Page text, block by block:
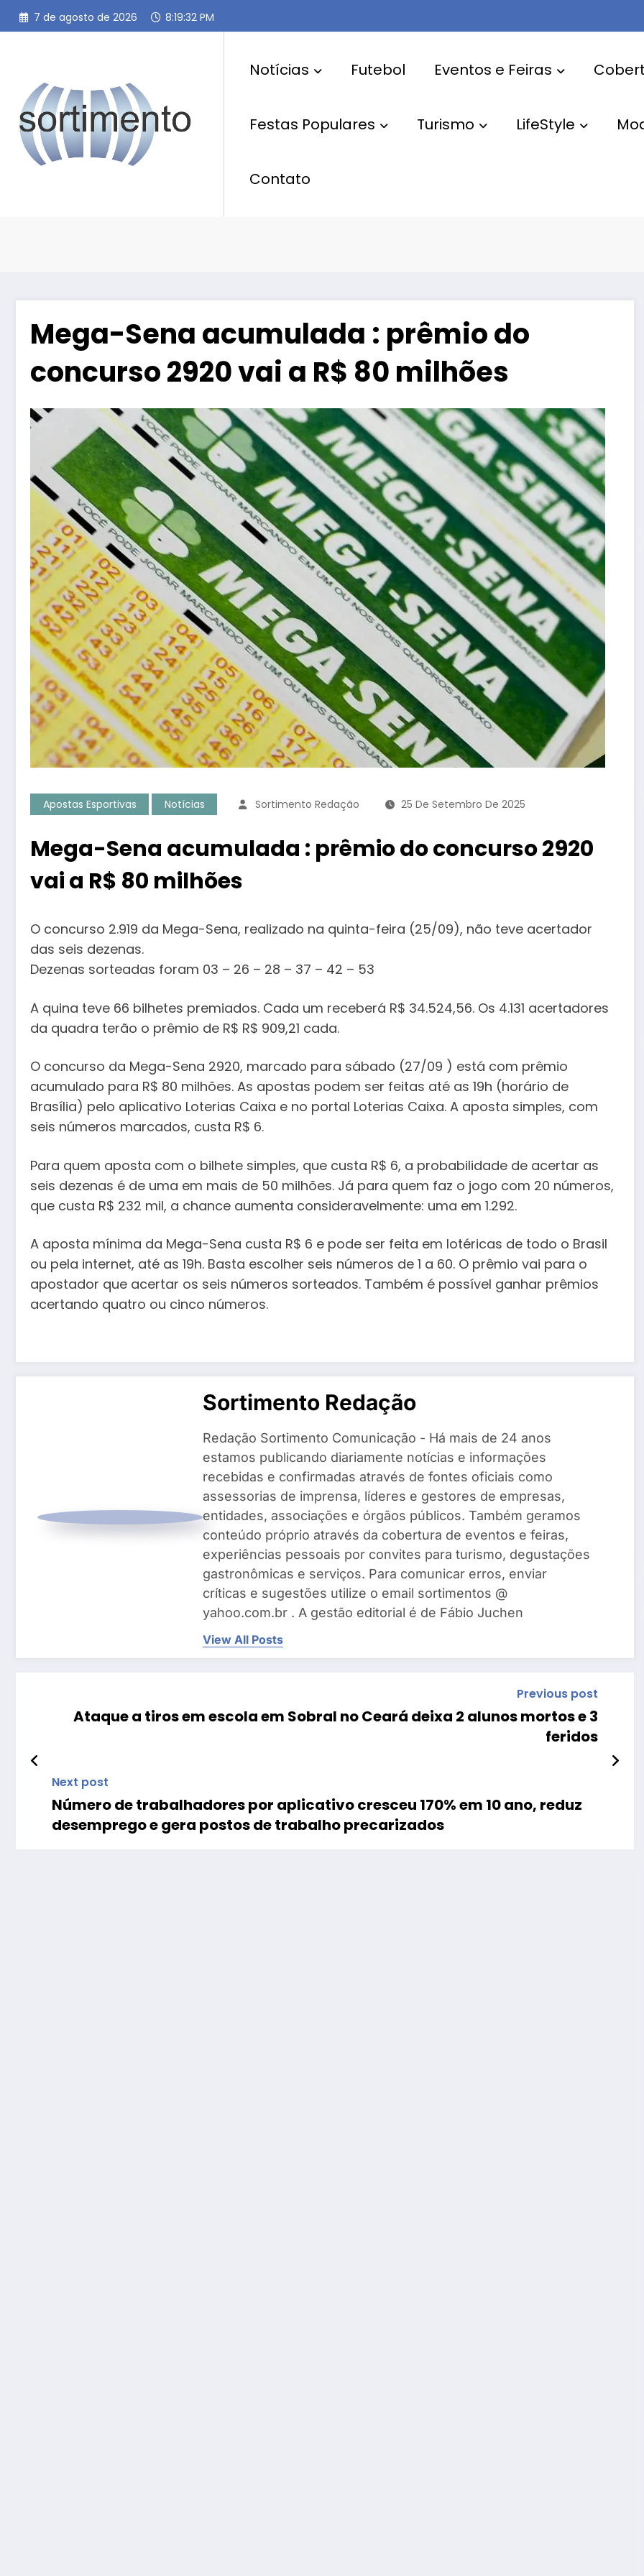
Pular
para
7 de agosto de 2026 8:19:33 PM
Notícias Futebol Eventos e Feiras
Festas Populares Turismo LifeStyle
Contato
Mega-Sena acumulada : prêmio do
concurso 2920 vai a R$ 80 milhões
Apostas Esportivas Notícias Sortimento Redação 25 De Setembro De 2025
Mega-Sena acumulada : prêmio do concurso 2920
vai a R$ 80 milhões
O concurso 2.919 da Mega-Sena, realizado na quinta-feira (25/09), não teve acertador
das seis dezenas.
Dezenas sorteadas foram 03 – 26 – 28 – 37 – 42 – 53
A quina teve 66 bilhetes premiados. Cada um receberá R$ 34.524,56. Os 4.131 acertadores
da quadra terão o prêmio de R$ R$ 909,21 cada.
O concurso da Mega-Sena 2920, marcado para sábado (27/09 ) está com prêmio
acumulado para R$ 80 milhões. As apostas podem ser feitas até as 19h (horário de
Brasília) pelo aplicativo Loterias Caixa e no portal Loterias Caixa. A aposta simples, com
seis números marcados, custa R$ 6.
Para quem aposta com o bilhete simples, que custa R$ 6, a probabilidade de acertar as
seis dezenas é de uma em mais de 50 milhões. Já para quem faz o jogo com 20 números,
que custa R$ 232 mil, a chance aumenta consideravelmente: uma em 1.292.
A aposta mínima da Mega-Sena custa R$ 6 e pode ser feita em lotéricas de todo o Brasil
ou pela internet, até as 19h. Basta escolher seis números de 1 a 60. O prêmio vai para o
apostador que acertar os seis números sorteados. Também é possível ganhar prêmios
acertando quatro ou cinco números.
Sortimento Redação
Redação Sortimento Comunicação - Há mais de 24 anos
estamos publicando diariamente notícias e informações
recebidas e confirmadas através de fontes oficiais como
assessorias de imprensa, líderes e gestores de empresas,
entidades, associações e órgãos públicos. Também geramos
conteúdo próprio através da cobertura de eventos e feiras,
experiências pessoais por convites para turismo, degustações
gastronômicas e serviços. Para comunicar erros, enviar
críticas e sugestões utilize o email sortimentos @
yahoo.com.br . A gestão editorial é de Fábio Juchen
View All Posts
Previous post
Ataque a tiros em escola em Sobral no Ceará deixa 2 alunos mortos e 3
feridos
Next post
Número de trabalhadores por aplicativo cresceu 170% em 10 ano, reduz
desemprego e gera postos de trabalho precarizados